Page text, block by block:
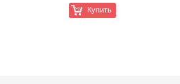
Купить